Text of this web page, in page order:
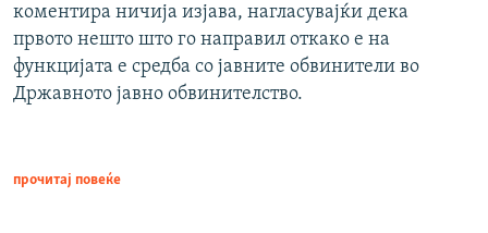
коментира ничија изјава, нагласувајќи дека
првото нешто што го направил откако е на
функцијата е средба со јавните обвинители во
Државното јавно обвинителство.
прочитај повеќе